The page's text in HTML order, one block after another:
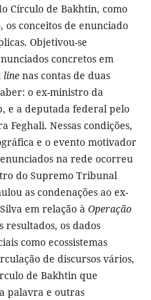
Círculo de Bakhtin, como
conceitos de enunciado
Objetivou-se
concretos em
linenas contas de duas
o ex-ministro da
e a deputada federal pelo
Feghali. Nessas condições,
e o evento motivador
na rede ocorreu
do Supremo Tribunal
as condenações ao ex-
em relação à Operação
resultados, os dados
como ecossistemas
de discursos vários,
de Bakhtin que
palavra e outras